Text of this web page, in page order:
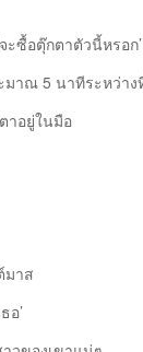
ซื้อตุ๊กตาตัวนี้หรอก’
าณ 5 นาทีระหว่าง
าอยู่ในมือ
มาส
อ’